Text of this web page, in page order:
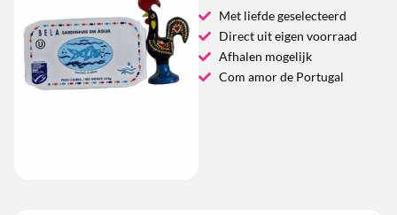
Met liefde geselecteerd
Direct uit eigen voorraad
Afhalen mogelijk
Com amor de Portugal